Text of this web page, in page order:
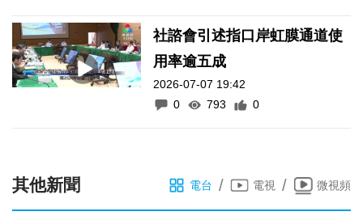
社諮會引述指口岸虹膜通道使
用率逾五成
2026-07-07 19:42
0
793 0
其他新聞 電台 / 電視 / 微視頻